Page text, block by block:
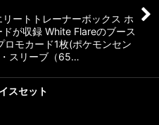
む
ートトレーナーボックス ホ
が収録 White Flareのブース
ロモカード1枚(ポケモンセン
スリーブ（65…
スセット